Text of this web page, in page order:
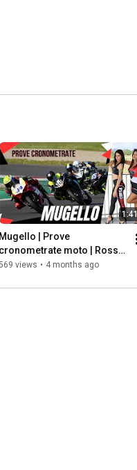
1:41
Mugello | Prove
cronometrate moto | Rosso
views • 4 months ago